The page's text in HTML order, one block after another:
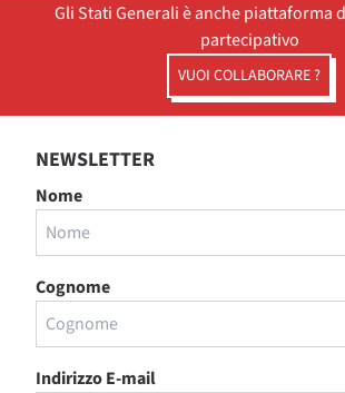
Gli Stati Generali è anche piattaforma
partecipativo
VUOI COLLABORARE ?
NEWSLETTER
Nome
Cognome
Indirizzo E-mail